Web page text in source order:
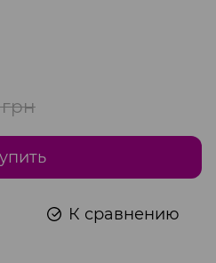
грн
К сравнению